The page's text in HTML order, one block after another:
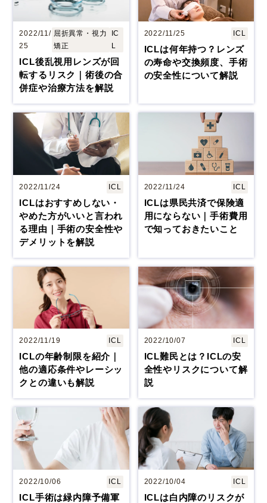
診療内容
クリニック案内
手術・料金 アフターケア
ドクター紹介 よくあるご質問
コラム お知らせ
学会発表 / 論文 /
報道・メディア出演
ホーム
採用情報
サイトマップ プライバシーポリシー
手術キャンセルポリシー
迷惑行為に対するの当院の対応に関して
初診時における情報開示に関して
当医院への営業の窓口について
大阪市北区梅田 福岡市中央区天神
先進会眼科 福岡飯塚
福岡県飯塚市川津
[提携]札幌かとう眼
北海道札幌市東区
[ICL提携]鹿児島園
田眼科
鹿児島市中央町
木村眼科 天王
寺院
大阪市天王寺区
2022/11/
25
屈折異常・視力
矯正
IC
L
ICL後乱視用レンズが回
転するリスク｜術後の合
併症や治療方法を解説
2022/11/25 ICL
ICLは何年持つ？レンズ
の寿命や交換頻度、手術
の安全性について解説
2022/11/24 ICL
ICLはおすすめしない・
やめた方がいいと言われ
る理由｜手術の安全性や
デメリットを解説
2022/11/24 ICL
ICLは県民共済で保険適
用にならない｜手術費用
で知っておきたいこと
2022/11/19 ICL
ICLの年齢制限を紹介｜
他の適応条件やレーシッ
クとの違いも解説
2022/10/07 ICL
ICL難民とは？ICLの安
全性やリスクについて解
説
2022/10/06 ICL
ICL手術は緑内障予備軍
2022/10/04 ICL
ICLは白内障のリスクが